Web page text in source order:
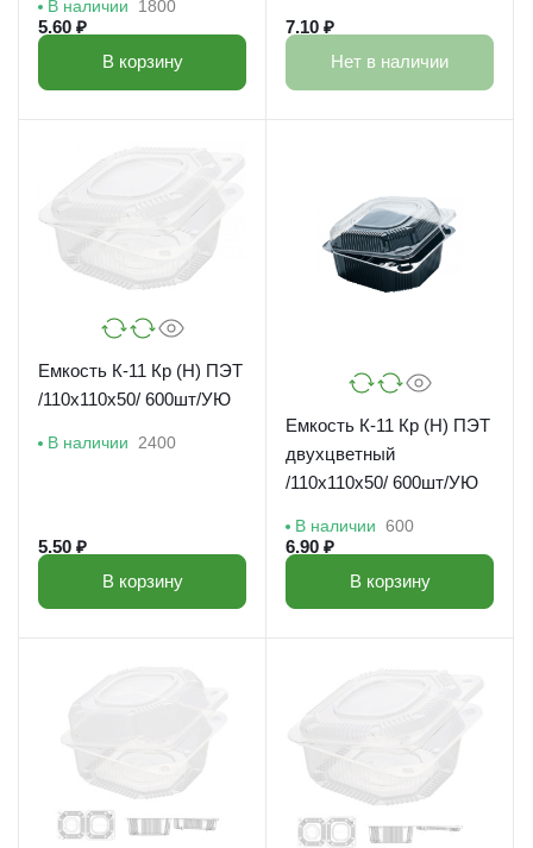
В наличии 1800
5.60 ₽
В корзину
7.10 ₽
Нет в наличии
Емкость К-11 Кр (Н) ПЭТ
/110х110х50/ 600шт/УЮ
В наличии 2400
5.50 ₽
В корзину
Емкость К-11 Кр (Н) ПЭТ
двухцветный
/110х110х50/ 600шт/УЮ
В наличии 600
6.90 ₽
В корзину